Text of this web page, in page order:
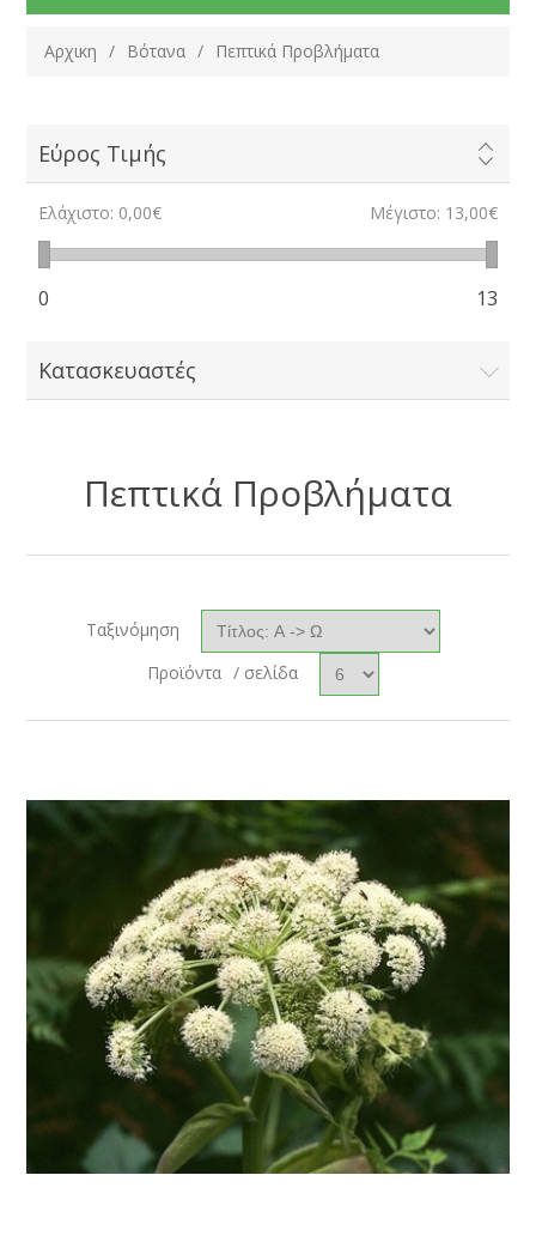
Αρχικη / Βότανα / Πεπτικά Προβλήματα
Εύρος Τιμής
Ελάχιστο: 0,00€ Μέγιστο: 13,00€
0 13
Κατασκευαστές
Πεπτικά Προβλήματα
Ταξινόμηση
Προϊόντα / σελίδα